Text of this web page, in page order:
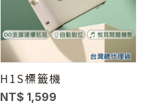
H1S標籤機
NT$ 1,599